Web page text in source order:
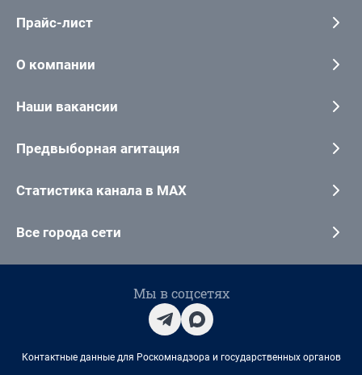
Прайс-лист
О компании
Наши вакансии
Предвыборная агитация
Статистика канала в MAX
Все города сети
Мы в соцсетях
Контактные данные для Роскомнадзора и государственных органов